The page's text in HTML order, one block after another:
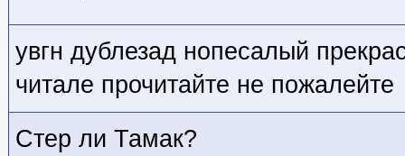
увгн дублезад нопесалый
читале прочитайте не пожалейте
Стер ли Тамак?